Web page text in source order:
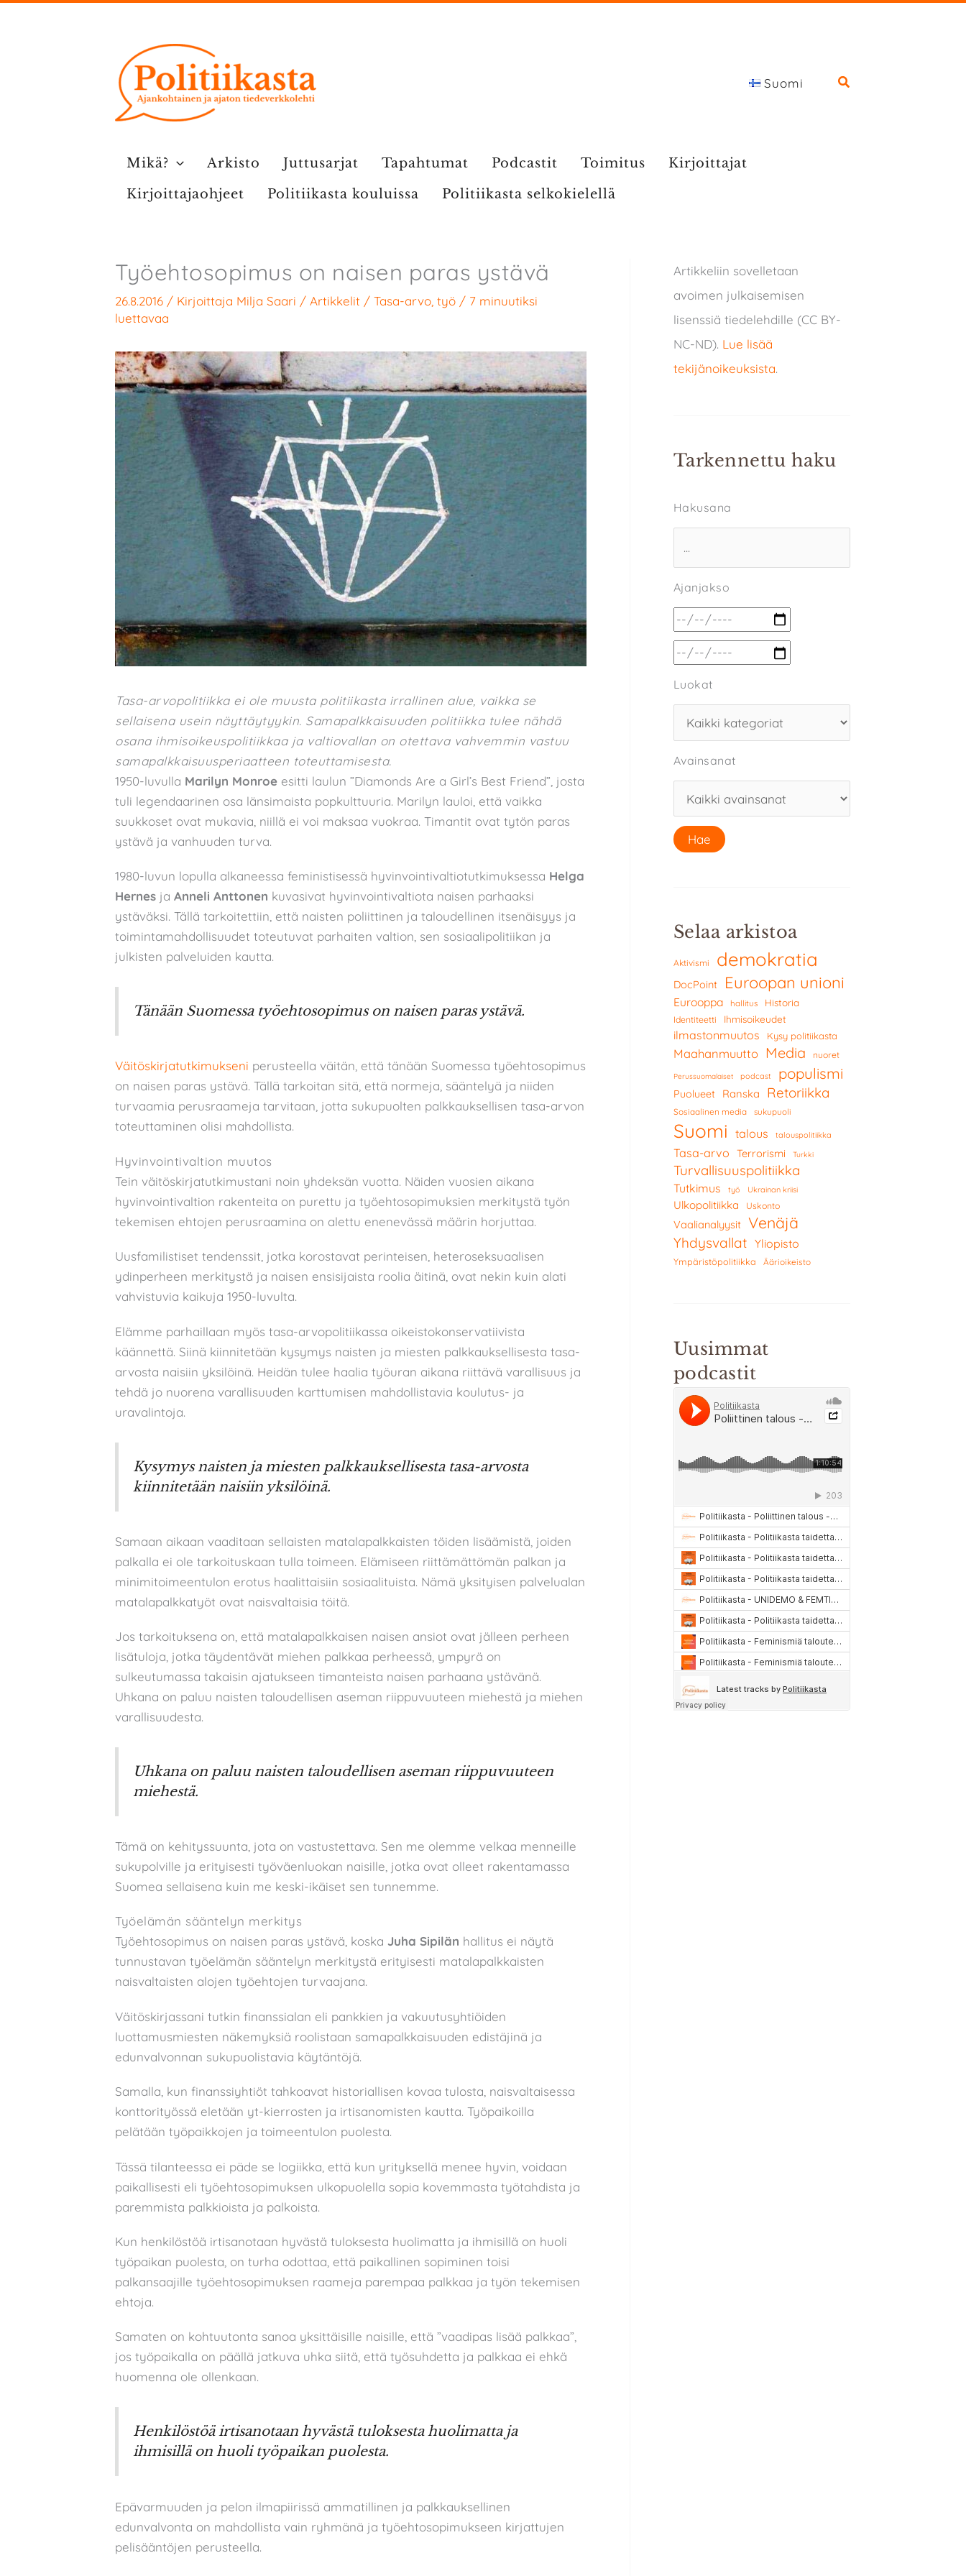
Suomi
Mikä? Arkisto Juttusarjat Tapahtumat Podcastit Toimitus
Kirjoittajat
Kirjoittajaohjeet
Politiikasta kouluissa Politiikasta selkokielellä
Työehtosopimus on naisen paras ystävä
26.8.2016 / Kirjoittaja Milja Saari / Artikkelit / Tasa-arvo työ / 7 minuutiksi
luettavaa
Tasa-arvopolitiikka ei ole muusta politiikasta irrallinen alue, vaikka se
sellaisena usein näyttäytyykin. Samapalkkaisuuden politiikka tulee nähdä
osana ihmisoikeuspolitiikkaa ja valtiovallan on otettava vahvemmin vastuu
samapalkkaisuusperiaatteen toteuttamisesta.
1950-luvulla Marilyn Monroe esitti laulun ”Diamonds Are a Girl’s Best Friend”, josta
tuli legendaarinen osa länsimaista popkulttuuria. Marilyn lauloi, että vaikka
suukkoset ovat mukavia, niillä ei voi maksaa vuokraa. Timantit ovat tytön paras
ystävä ja vanhuuden turva.
1980-luvun lopulla alkaneessa feministisessä hyvinvointivaltiotutkimuksessa Helga
Hernes ja Anneli Anttonen kuvasivat hyvinvointivaltiota naisen parhaaksi
ystäväksi. Tällä tarkoitettiin, että naisten poliittinen ja taloudellinen itsenäisyys ja
toimintamahdollisuudet toteutuvat parhaiten valtion, sen sosiaalipolitiikan ja
julkisten palveluiden kautta.
Tänään Suomessa työehtosopimus on naisen paras ystävä.
Väitöskirjatutkimukseni perusteella väitän, että tänään Suomessa työehtosopimus
on naisen paras ystävä. Tällä tarkoitan sitä, että normeja, sääntelyä ja niiden
turvaamia perusraameja tarvitaan, jotta sukupuolten palkkauksellisen tasa-arvon
toteuttaminen olisi mahdollista.
Hyvinvointivaltion muutos
Tein väitöskirjatutkimustani noin yhdeksän vuotta. Näiden vuosien aikana
hyvinvointivaltion rakenteita on purettu ja työehtosopimuksien merkitystä työn
tekemisen ehtojen perusraamina on alettu enenevässä määrin horjuttaa.
Uusfamilistiset tendenssit, jotka korostavat perinteisen, heteroseksuaalisen
ydinperheen merkitystä ja naisen ensisijaista roolia äitinä, ovat nekin kuin alati
vahvistuvia kaikuja 1950-luvulta.
Elämme parhaillaan myös tasa-arvopolitiikassa oikeistokonservatiivista
käännettä. Siinä kiinnitetään kysymys naisten ja miesten palkkauksellisesta tasa-
arvosta naisiin yksilöinä. Heidän tulee haalia työuran aikana riittävä varallisuus ja
tehdä jo nuorena varallisuuden karttumisen mahdollistavia koulutus- ja
uravalintoja.
Kysymys naisten ja miesten palkkauksellisesta tasa-arvosta
kiinnitetään naisiin yksilöinä.
Samaan aikaan vaaditaan sellaisten matalapalkkaisten töiden lisäämistä, joiden
palkalla ei ole tarkoituskaan tulla toimeen. Elämiseen riittämättömän palkan ja
minimitoimeentulon erotus haalittaisiin sosiaalituista. Nämä yksityisen palvelualan
matalapalkkatyöt ovat naisvaltaisia töitä.
Jos tarkoituksena on, että matalapalkkaisen naisen ansiot ovat jälleen perheen
lisätuloja, jotka täydentävät miehen palkkaa perheessä, ympyrä on
sulkeutumassa takaisin ajatukseen timanteista naisen parhaana ystävänä.
Uhkana on paluu naisten taloudellisen aseman riippuvuuteen miehestä ja miehen
varallisuudesta.
Uhkana on paluu naisten taloudellisen aseman riippuvuuteen
miehestä.
Tämä on kehityssuunta, jota on vastustettava. Sen me olemme velkaa menneille
sukupolville ja erityisesti työväenluokan naisille, jotka ovat olleet rakentamassa
Suomea sellaisena kuin me keski-ikäiset sen tunnemme.
Työelämän sääntelyn merkitys
Työehtosopimus on naisen paras ystävä, koska Juha Sipilän hallitus ei näytä
tunnustavan työelämän sääntelyn merkitystä erityisesti matalapalkkaisten
naisvaltaisten alojen työehtojen turvaajana.
Väitöskirjassani tutkin finanssialan eli pankkien ja vakuutusyhtiöiden
luottamusmiesten näkemyksiä roolistaan samapalkkaisuuden edistäjinä ja
edunvalvonnan sukupuolistavia käytäntöjä.
Samalla, kun finanssiyhtiöt tahkoavat historiallisen kovaa tulosta, naisvaltaisessa
konttorityössä eletään yt-kierrosten ja irtisanomisten kautta. Työpaikoilla
pelätään työpaikkojen ja toimeentulon puolesta.
Tässä tilanteessa ei päde se logiikka, että kun yrityksellä menee hyvin, voidaan
paikallisesti eli työehtosopimuksen ulkopuolella sopia kovemmasta työtahdista ja
paremmista palkkioista ja palkoista.
Kun henkilöstöä irtisanotaan hyvästä tuloksesta huolimatta ja ihmisillä on huoli
työpaikan puolesta, on turha odottaa, että paikallinen sopiminen toisi
palkansaajille työehtosopimuksen raameja parempaa palkkaa ja työn tekemisen
ehtoja.
Samaten on kohtuutonta sanoa yksittäisille naisille, että ”vaadipas lisää palkkaa”,
jos työpaikalla on päällä jatkuva uhka siitä, että työsuhdetta ja palkkaa ei ehkä
huomenna ole ollenkaan.
Henkilöstöä irtisanotaan hyvästä tuloksesta huolimatta ja
ihmisillä on huoli työpaikan puolesta.
Epävarmuuden ja pelon ilmapiirissä ammatillinen ja palkkauksellinen
edunvalvonta on mahdollista vain ryhmänä ja työehtosopimukseen kirjattujen
pelisääntöjen perusteella.
Artikkeliin sovelletaan
avoimen julkaisemisen
lisenssiä tiedelehdille (CC BY-
NC-ND). Lue lisää
tekijänoikeuksista.
Tarkennettu haku
Hakusana
Ajanjakso
Luokat
Avainsanat
Selaa arkistoa
Aktivismi demokratia
DocPoint Euroopan unioni
Eurooppa hallitus Historia
Identiteetti Ihmisoikeudet
ilmastonmuutos Kysy politiikasta
Maahanmuutto Media nuoret
Perussuomalaiset podcast populismi
Puolueet Ranska Retoriikka
Sosiaalinen media sukupuoli
Suomi talous talouspolitiikka
Tasa-arvo Terrorismi Turkki
Turvallisuuspolitiikka
Tutkimus työ Ukrainan kriisi
Ulkopolitiikka Uskonto
Vaalianalyysit Venäjä
Yhdysvallat Yliopisto
Ympäristöpolitiikka Äärioikeisto
Uusimmat
podcastit